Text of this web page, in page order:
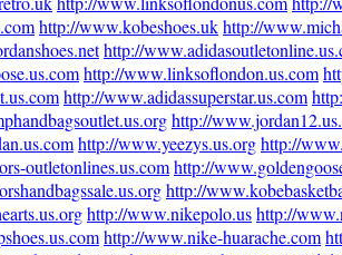
http://www.kobeshoes.ukhttp://
http://
http://www.linksoflondon.us.com
http://www.adidassuperstar.us.com
http://
http://www.yeezys.us.orghttp://
outletonlines.us.comhttp://
http://
http://www.nikepolo.ushttp://
http://www.nike-huarache.com